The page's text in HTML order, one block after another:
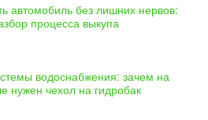
автомобиль без лишних нервов:
процесса выкупа
водоснабжения: зачем на
нужен чехол на гидробак